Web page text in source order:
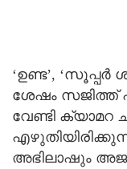
‘ഉണ്ട’,
ശേഷം
വേണ്ടി ക്യാമറ
അഭിലാഷും